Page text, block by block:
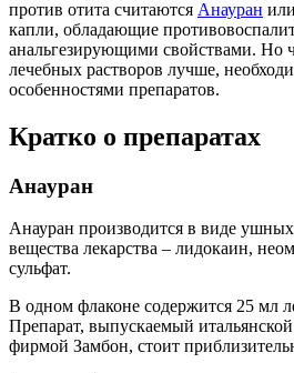
против отита считаются Анауран или
капли, обладающие
анальгезирующими свойствами. Но
лечебных растворов лучше,
особенностями препаратов.
Кратко о препаратах
Анауран
Анауран производится в виде
вещества лекарства – лидокаин,
сульфат.
В одном флаконе содержится 25 мл
Препарат, выпускаемый
фирмой Замбон, стоит